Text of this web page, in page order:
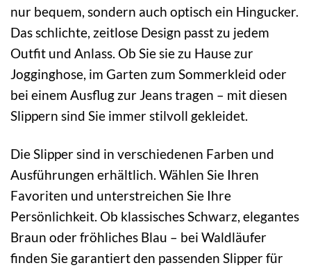
nur bequem, sondern auch optisch ein Hingucker.
Das schlichte, zeitlose Design passt zu jedem
Outfit und Anlass. Ob Sie sie zu Hause zur
Jogginghose, im Garten zum Sommerkleid oder
bei einem Ausflug zur Jeans tragen – mit diesen
Slippern sind Sie immer stilvoll gekleidet.
Die Slipper sind in verschiedenen Farben und
Ausführungen erhältlich. Wählen Sie Ihren
Favoriten und unterstreichen Sie Ihre
Persönlichkeit. Ob klassisches Schwarz, elegantes
Braun oder fröhliches Blau – bei Waldläufer
finden Sie garantiert den passenden Slipper für